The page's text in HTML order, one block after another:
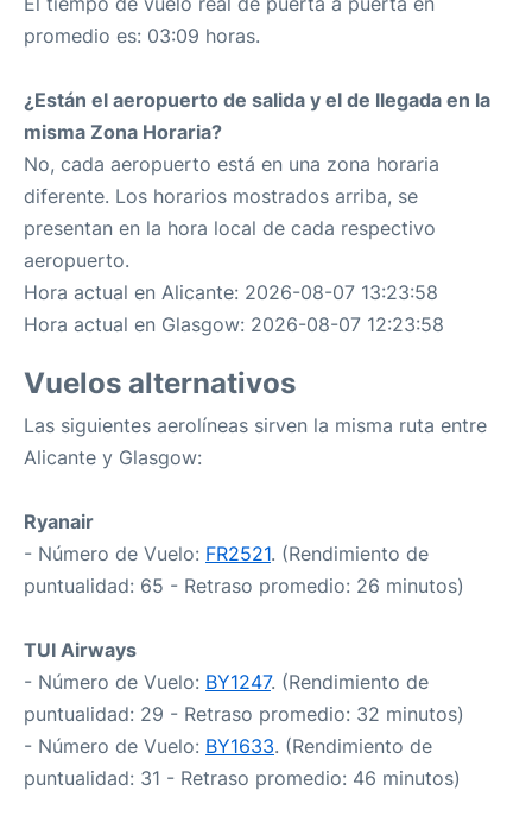
promedio es: 03:09 horas.
¿Están el aeropuerto de salida y el de llegada en la
misma Zona Horaria?
No, cada aeropuerto está en una zona horaria
diferente. Los horarios mostrados arriba, se
presentan en la hora local de cada respectivo
aeropuerto.
Hora actual en Alicante: 2026-08-07 13:23:58
Hora actual en Glasgow: 2026-08-07 12:23:58
Vuelos alternativos
Las siguientes aerolíneas sirven la misma ruta entre
Alicante y Glasgow:
Ryanair
- Número de Vuelo: FR2521. (Rendimiento de
puntualidad: 65 - Retraso promedio: 26 minutos)
TUI Airways
- Número de Vuelo: BY1247. (Rendimiento de
puntualidad: 29 - Retraso promedio: 32 minutos)
- Número de Vuelo: BY1633. (Rendimiento de
puntualidad: 31 - Retraso promedio: 46 minutos)